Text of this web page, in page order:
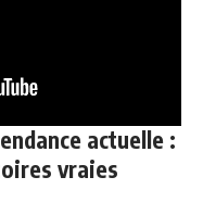
actuelle :
vraies